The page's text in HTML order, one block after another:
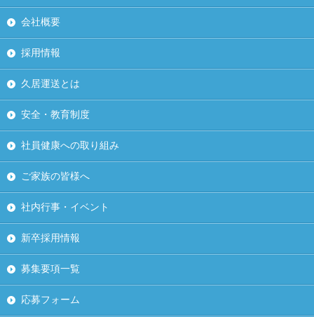
会社概要
採用情報
久居運送とは
安全・教育制度
社員健康への取り組み
ご家族の皆様へ
社内行事・イベント
新卒採用情報
募集要項一覧
応募フォーム